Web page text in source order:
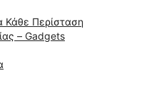
Κάθε Περίσταση
– Gadgets